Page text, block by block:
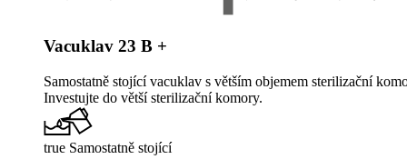
Vacuklav 23 B +
Samostatně stojící vacuklav s větším objemem sterilizační
Investujte do větší sterilizační komory.
true Samostatně stojící